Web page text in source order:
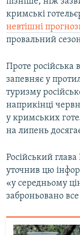
кримські
невтішні
провальний
Проте
запевняє у
туризму
наприкінці
у кримських
на липень
Російський
уточнив цю
«у середньому
заброньовано